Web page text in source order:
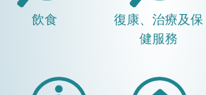
飲食
復康、治療及保
健服務